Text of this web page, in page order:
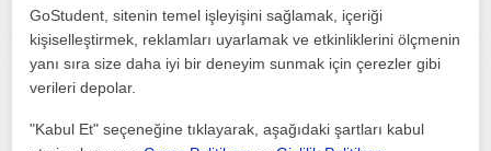
İlkokul ve ortaokul öğrencileri için matematik özel ders
Matematik
GoStudent, sitenin temel işleyişini sağlamak, içeriği
kişiselleştirmek, reklamları uyarlamak ve etkinliklerini ölçmenin
yanı sıra size daha iyi bir deneyim sunmak için çerezler gibi
verileri depolar.
"Kabul Et" seçeneğine tıklayarak, aşağıdaki şartları kabul